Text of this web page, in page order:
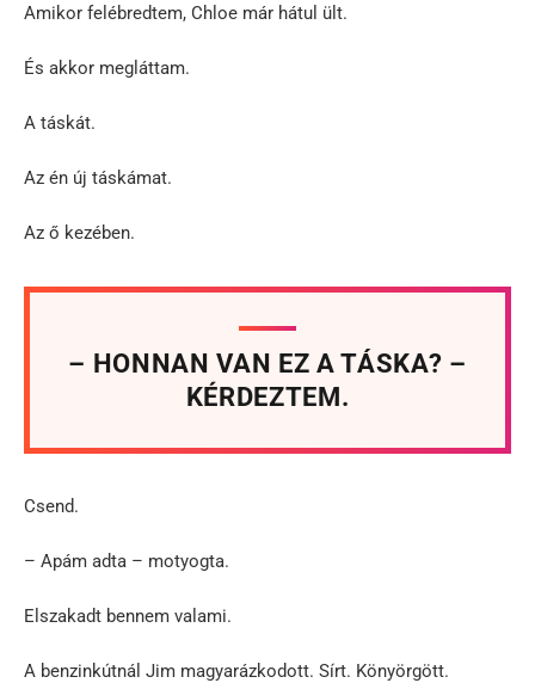
Amikor felébredtem, Chloe már hátul ült.
És akkor megláttam.
A táskát.
Az én új táskámat.
Az ő kezében.
– HONNAN VAN EZ A TÁSKA? –
KÉRDEZTEM.
Csend.
– Apám adta – motyogta.
Elszakadt bennem valami.
A benzinkútnál Jim magyarázkodott. Sírt. Könyörgött.